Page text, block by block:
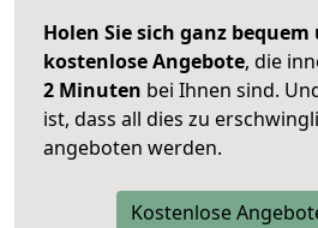
Holen Sie sich ganz
kostenlose Angebote, die
2 Minuten bei Ihnen sind.
ist, dass all dies zu
angeboten werden.
Kostenlose